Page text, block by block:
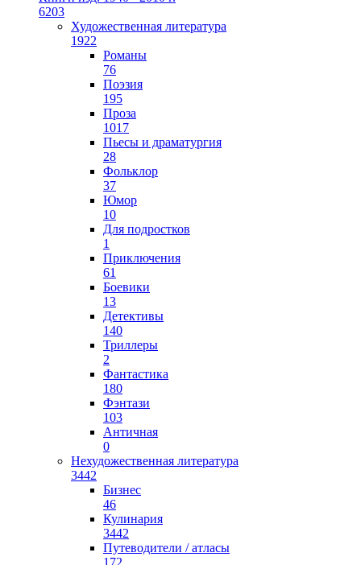
6203
Художественная литература
1922
Романы
76
Поэзия
195
Проза
1017
Пьесы и драматургия
28
Фольклор
37
Юмор
10
Для подростков
1
Приключения
61
Боевики
13
Детективы
140
Триллеры
2
Фантастика
180
Фэнтази
103
Античная
0
Нехудожественная литература
3442
Бизнес
46
Кулинария
3442
Путеводители / атласы
172